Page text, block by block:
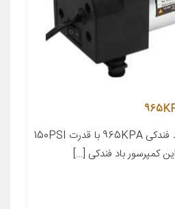
معرفی محصول پمپ باد فندکی 965KPA با قدرت 150PSI
کمپرسور باد فندکی […]